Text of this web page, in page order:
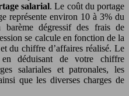
salarial. Le coût du portage
représente environ 10 à 3% du
dégressif des frais de
se calcule en fonction de la
du chiffre d’affaires réalisé. Le
déduisant de votre chiffre
salariales et patronales, les
que les diverses charges de